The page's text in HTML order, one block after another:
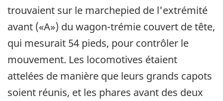
trouvaient sur le marchepied de l'extrémité
avant («A») du wagon-trémie couvert de tête,
qui mesurait 54 pieds, pour contrôler le
mouvement. Les locomotives étaient
attelées de manière que leurs grands capots
soient réunis, et les phares avant des deux